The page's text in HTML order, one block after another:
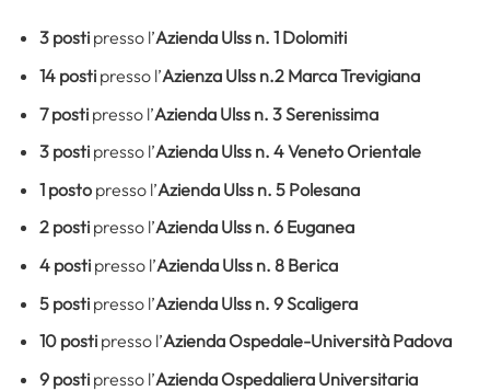
3 posti presso l’Azienda Ulss n. 1 Dolomiti
14 postipresso l’Azienza Ulss n.2 Marca Trevigiana
7 postipresso l’Azienda Ulss n. 3 Serenissima
3 postipresso l’Azienda Ulss n. 4 Veneto Orientale
1 posto presso l’Azienda Ulss n. 5 Polesana
2 posti presso l’Azienda Ulss n. 6 Euganea
4 posti presso l’Azienda Ulss n. 8 Berica
5 posti presso l’Azienda Ulss n. 9 Scaligera
10 postipresso l’Azienda Ospedale-Università Padova
9 posti presso l’Azienda Ospedaliera Universitaria